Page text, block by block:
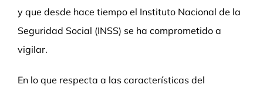
y que desde hace tiempo el Instituto Nacional de la
Seguridad Social (INSS) se ha comprometido a
vigilar.
En lo que respecta a las características del